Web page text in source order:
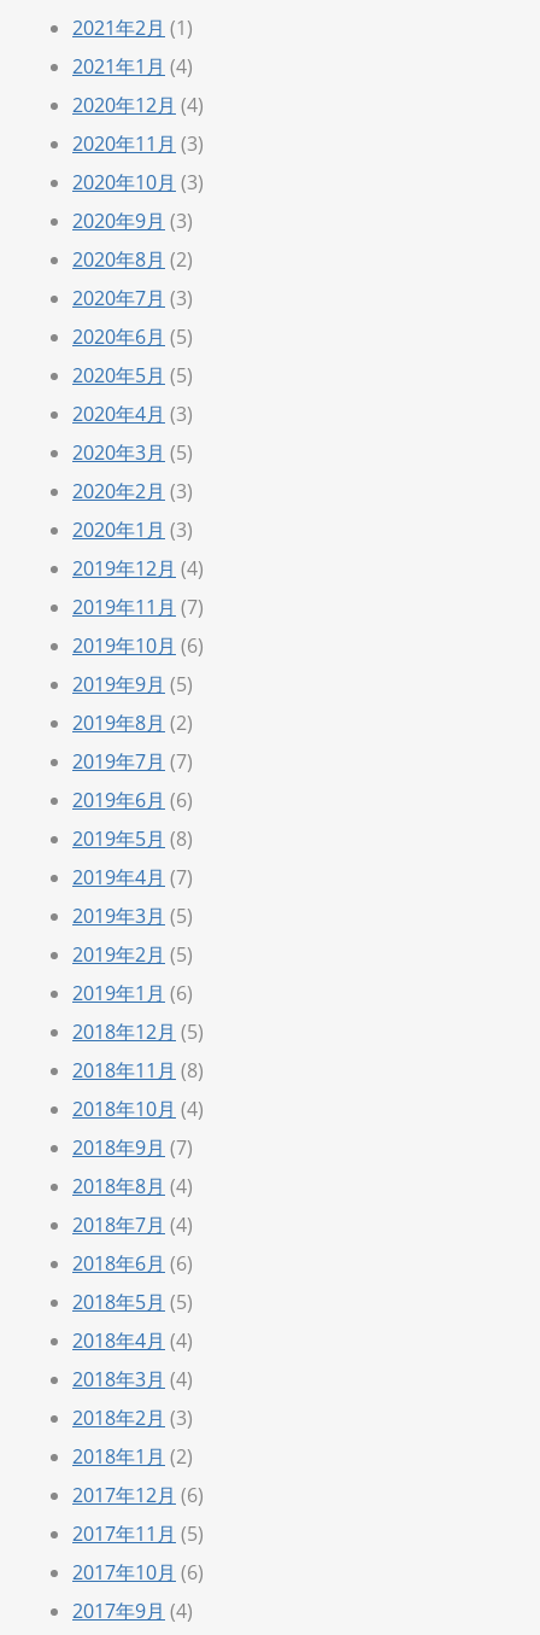
2021年2月 (1)
2021年1月 (4)
2020年12月 (4)
2020年11月 (3)
2020年10月 (3)
2020年9月 (3)
2020年8月 (2)
2020年7月 (3)
2020年6月 (5)
2020年5月 (5)
2020年4月 (3)
2020年3月 (5)
2020年2月 (3)
2020年1月 (3)
2019年12月 (4)
2019年11月 (7)
2019年10月 (6)
2019年9月 (5)
2019年8月 (2)
2019年7月 (7)
2019年6月 (6)
2019年5月 (8)
2019年4月 (7)
2019年3月 (5)
2019年2月 (5)
2019年1月 (6)
2018年12月 (5)
2018年11月 (8)
2018年10月 (4)
2018年9月 (7)
2018年8月 (4)
2018年7月 (4)
2018年6月 (6)
2018年5月 (5)
2018年4月 (4)
2018年3月 (4)
2018年2月 (3)
2018年1月 (2)
2017年12月 (6)
2017年11月 (5)
2017年10月 (6)
2017年9月 (4)